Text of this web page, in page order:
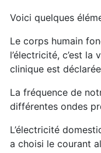
Voici quelques
Le corps humain
l’électricité, c’est
clinique est
La fréquence de
différentes ondes
L’électricité
a choisi le courant